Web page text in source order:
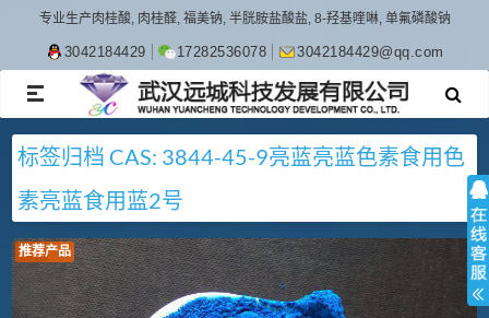
专业生产肉桂酸, 肉桂醛, 福美钠, 半胱胺盐酸盐, 8-羟基喹啉, 单氟磷酸钠
3042184429 17282536078 3042184429@qq.com
TOGGLE
NAVIGATION
标签归档 CAS: 3844-45-9亮蓝亮蓝色素食用色
素亮蓝食用蓝2号
推荐产品
产品